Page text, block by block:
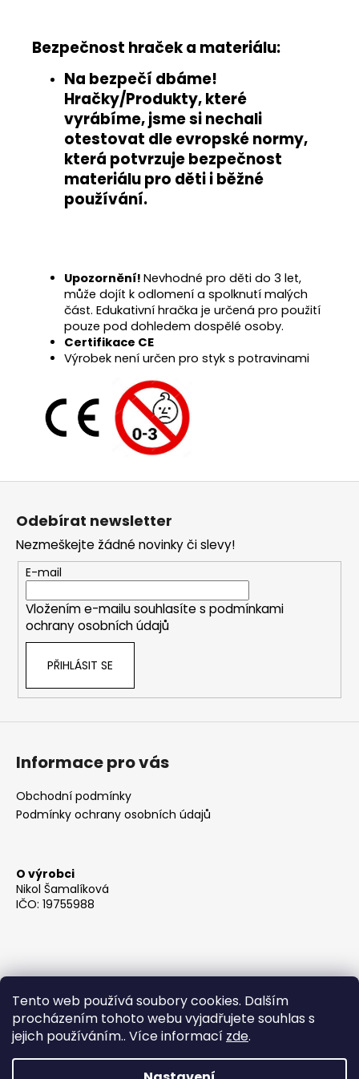
Tento web používá soubory cookies. Dalším
procházením tohoto webu vyjadřujete souhlas s
jejich používáním.. Více informací zde.
Bezpečnost hraček a materiálu:
Na bezpečí dbáme!
Hračky/Produkty, které
vyrábíme, jsme si nechali
otestovat dle evropské normy,
která potvrzujebezpečnost
materiálu pro děti i běžné
používání.
Upozornění! Nevhodné pro děti do 3 let,
může dojít k odlomení a spolknutí malých
část. Edukativní hračka je určená pro použití
pouze pod dohledem dospělé osoby.
Certifikace CE
Výrobek není určen pro styk s potravinami
Z
Odebírat newsletter
Nezmeškejte žádné novinky či slevy!
E-mail
Vložením e-mailu souhlasíte s podmínkami
ochrany osobních údajů
PŘIHLÁSIT SE
Informace pro vás
Obchodní podmínky
Podmínky ochrany osobních údajů
O výrobci
Nikol Šamalíková
IČO: 19755988